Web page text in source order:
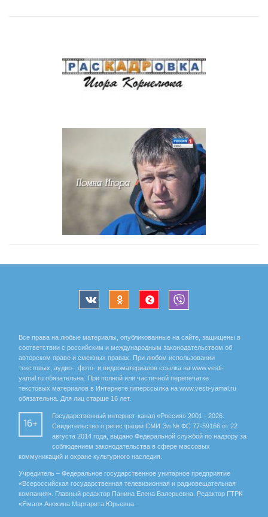
Все права на любые материалы, опубликованные на сайте, защищены в
соответствии с российским и международным законодательством об
авторском праве и смежных правах. При любом использовании
текстовых, аудио-, фото- и видеоматериалов ссылка на www.vesti-
yamal.ru обязательна. При полной или частичной перепечатке
текстовых материалов в Интернете гиперссылка на www.vesti-yamal.ru
обязательна. Для лиц старше 16 лет.
16+
Государственный интернет-канал «Россия» 2001 - 2026.
Свидетельство о регистрации СМИ Эл № ФС 77-59166 от 22
августа 2014 года, выдано Федеральной службой по надзору за
соблюдением законодательства в сфере массовых
коммуникаций и охране культурного наследия.
Учредитель – Федеральное государственное унитарное предприятие
«Всероссийская государственная телевизионная и радиовещательная
компания». Главный редактор Панина Елена Валерьевна. Редактор ГТРК
«Ямал» Анохина Маргарита Юрьевна.